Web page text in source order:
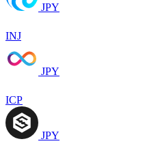
JPY
INJ
JPY
ICP
JPY